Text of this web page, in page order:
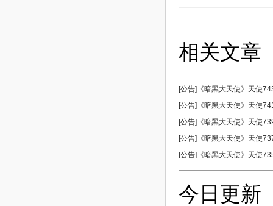
相关文章
[公告]《暗黑大天使》天使
[公告]《暗黑大天使》天使
[公告]《暗黑大天使》天使
[公告]《暗黑大天使》天使
[公告]《暗黑大天使》天使
今日更新